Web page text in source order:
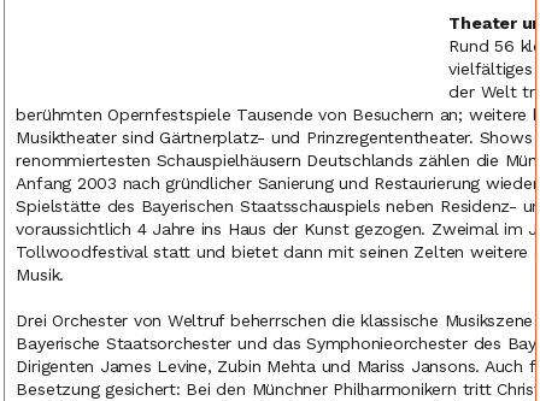
Theater
Rund 56
vielfältiges
der Welt
berühmten Opernfestspiele Tausende von Besuchern an;
Musiktheater sind Gärtnerplatz- und Prinzregententheater.
renommiertesten Schauspielhäusern Deutschlands zählen die
Anfang 2003 nach gründlicher Sanierung und Restaurierung
Spielstätte des Bayerischen Staatsschauspiels neben Residenz-
voraussichtlich 4 Jahre ins Haus der Kunst gezogen. Zweimal im
Tollwoodfestival statt und bietet dann mit seinen Zelten weitere
Musik.
Drei Orchester von Weltruf beherrschen die klassische
Bayerische Staatsorchester und das Symphonieorchester des
Dirigenten James Levine, Zubin Mehta und Mariss Jansons.
Besetzung gesichert: Bei den Münchner Philharmonikern tritt